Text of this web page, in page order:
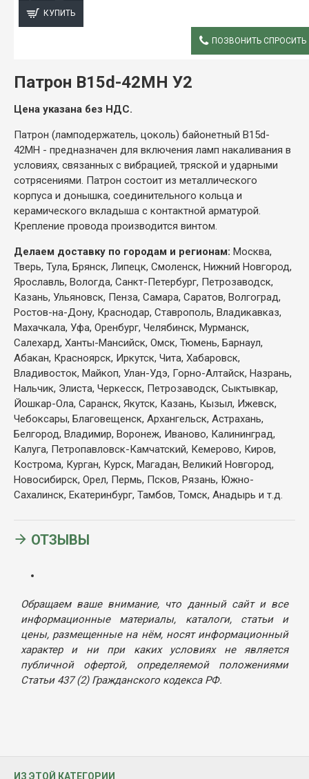
КУПИТЬ
ПОЗВОНИТЬ СПРОСИТЬ
Патрон B15d-42МН У2
Цена указана без НДС.
Патрон (ламподержатель, цоколь) байонетный B15d-
42МН - предназначен для включения ламп накаливания в
условиях, связанных с вибрацией, тряской и ударными
сотрясениями. Патрон состоит из металлического
корпуса и донышка, соединительного кольца и
керамического вкладыша с контактной арматурой.
Крепление провода производится винтом.
Делаем доставку по городам и регионам: Москва,
Тверь, Тула, Брянск, Липецк, Смоленск, Нижний Новгород,
Ярославль, Вологда, Санкт-Петербург, Петрозаводск,
Казань, Ульяновск, Пенза, Самара, Саратов, Волгоград,
Ростов-на-Дону, Краснодар, Ставрополь, Владикавказ,
Махачкала, Уфа, Оренбург, Челябинск, Мурманск,
Салехард, Ханты-Мансийск, Омск, Тюмень, Барнаул,
Абакан, Красноярск, Иркутск, Чита, Хабаровск,
Владивосток, Майкоп, Улан-Удэ, Горно-Алтайск, Назрань,
Нальчик, Элиста, Черкесск, Петрозаводск, Сыктывкар,
Йошкар-Ола, Саранск, Якутск, Казань, Кызыл, Ижевск,
Чебоксары, Благовещенск, Архангельск, Астрахань,
Белгород, Владимир, Воронеж, Иваново, Калининград,
Калуга, Петропавловск-Камчатский, Кемерово, Киров,
Кострома, Курган, Курск, Магадан, Великий Новгород,
Новосибирск, Орел, Пермь, Псков, Рязань, Южно-
Сахалинск, Екатеринбург, Тамбов, Томск, Анадырь и т.д.
ОТЗЫВЫ
Обращаем ваше внимание, что данный сайт и все
информационные материалы, каталоги, статьи и
цены, размещенные на нём, носят информационный
характер и ни при каких условиях не является
публичной офертой, определяемой положениями
Статьи 437 (2) Гражданского кодекса РФ.
ИЗ ЭТОЙ КАТЕГОРИИ